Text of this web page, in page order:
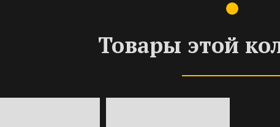
Товары этой